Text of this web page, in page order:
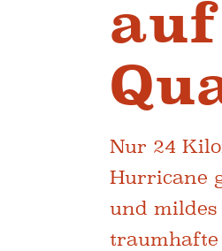
auf
Nur 24
Hurricane
und mildes
traumhafte